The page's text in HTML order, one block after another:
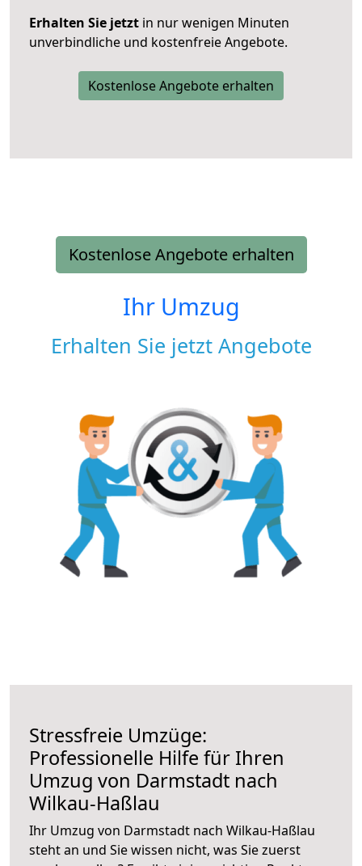
Erhalten Sie jetzt in nur wenigen Minuten
unverbindliche und kostenfreie Angebote.
Kostenlose Angebote erhalten
Kostenlose Angebote erhalten
Ihr Umzug
Erhalten Sie jetzt Angebote
Stressfreie Umzüge:
Professionelle Hilfe für Ihren
Umzug von Darmstadt nach
Wilkau-Haßlau
Ihr Umzug von Darmstadt nach Wilkau-Haßlau
steht an und Sie wissen nicht, was Sie zuerst